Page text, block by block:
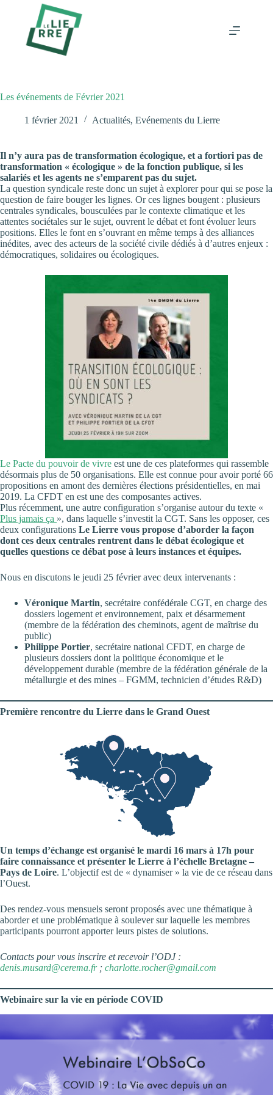
Les événements de Février 2021
1 février 2021 Actualités, Evénements du Lierre
Il n’y aura pas de transformation écologique, et a fortiori pas de
transformation « écologique » de la fonction publique, si les
salariés et les agents ne s’emparent pas du sujet.
La question syndicale reste donc un sujet à explorer pour qui se pose la
question de faire bouger les lignes. Or ces lignes bougent : plusieurs
centrales syndicales, bousculées par le contexte climatique et les
attentes sociétales sur le sujet, ouvrent le débat et font évoluer leurs
positions. Elles le font en s’ouvrant en même temps à des alliances
inédites, avec des acteurs de la société civile dédiés à d’autres enjeux :
démocratiques, solidaires ou écologiques.
Le Pacte du pouvoir de vivre est une de ces plateformes qui rassemble
désormais plus de 50 organisations. Elle est connue pour avoir porté 66
propositions en amont des dernières élections présidentielles, en mai
2019. La CFDT en est une des composantes actives.
Plus récemment, une autre configuration s’organise autour du texte «
Plus jamais ça », dans laquelle s’investit la CGT. Sans les opposer, ces
deux configurations Le Lierre vous propose d’aborder la façon
dont ces deux centrales rentrent dans le débat écologique et
quelles questions ce débat pose à leurs instances et équipes.
Nous en discutons le jeudi 25 février avec deux intervenants :
Véronique Martin, secrétaire confédérale CGT, en charge des
dossiers logement et environnement, paix et désarmement
(membre de la fédération des cheminots, agent de maîtrise du
public)
Philippe Portier, secrétaire national CFDT, en charge de
plusieurs dossiers dont la politique économique et le
développement durable (membre de la fédération générale de la
métallurgie et des mines – FGMM, technicien d’études R&D)
Première rencontre du Lierre dans le Grand Ouest
Un temps d’échange est organisé le mardi 16 mars à 17h pour
faire connaissance et présenter le Lierre à l’échelle Bretagne –
Pays de Loire. L’objectif est de « dynamiser » la vie de ce réseau dans
l’Ouest.
Des rendez-vous mensuels seront proposés avec une thématique à
aborder et une problématique à soulever sur laquelle les membres
participants pourront apporter leurs pistes de solutions.
Contacts pour vous inscrire et recevoir l’ODJ :
denis.musard@cerema.fr; charlotte.rocher@gmail.com
Webinaire sur la vie en période COVID